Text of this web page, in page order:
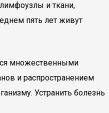
и ткани,
пять лет живут
множественными
и распространением
Устранить болезнь